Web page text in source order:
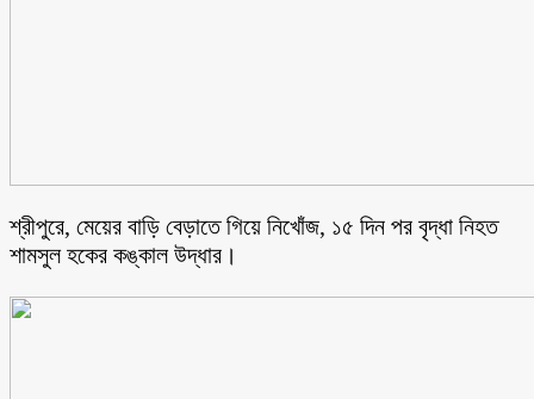
শ্রীপুরে, মেয়ের বাড়ি বেড়াতে গিয়ে নিখোঁজ, ১৫ দিন পর বৃদ্ধা নিহত
শামসুল হকের কঙ্কাল উদ্ধার।